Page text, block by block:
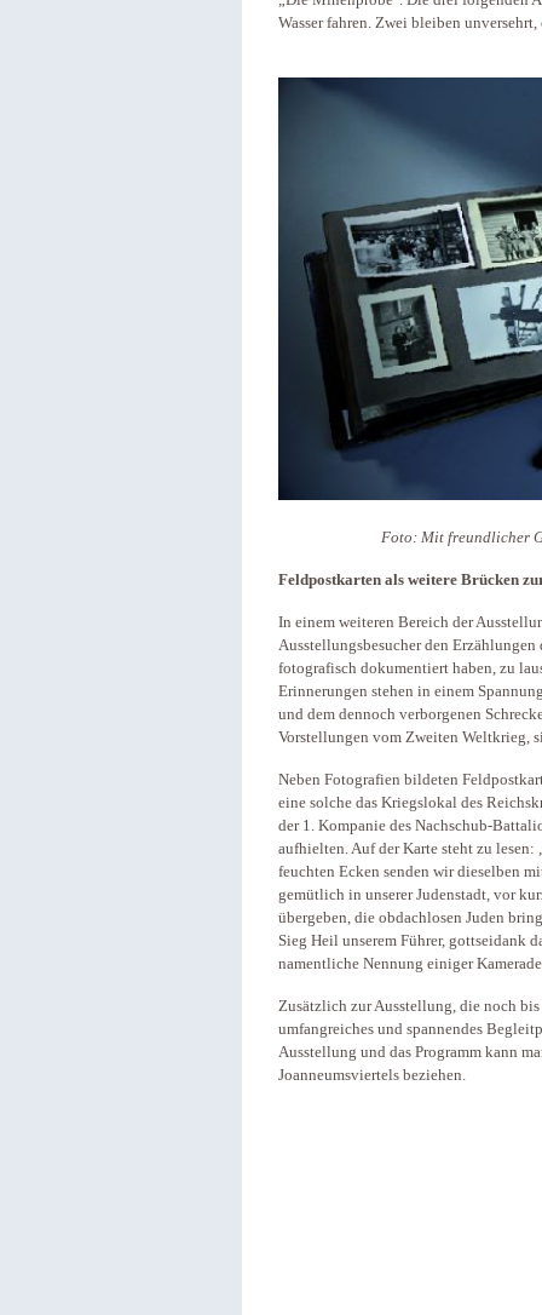
Wasser fahren. Zwei bleiben
Foto: Mit freundlicher
Feldpostkarten als weitere Brücken
In einem weiteren Bereich der
Ausstellungsbesucher den
fotografisch dokumentiert haben, zu
Erinnerungen stehen in einem
und dem dennoch verborgenen
Vorstellungen vom Zweiten Weltkrieg,
Neben Fotografien bildeten
eine solche das Kriegslokal des
der 1. Kompanie des Nachschub-
aufhielten. Auf der Karte steht zu lesen:
feuchten Ecken senden wir dieselben
gemütlich in unserer Judenstadt, vor
übergeben, die obdachlosen Juden
Sieg Heil unserem Führer, gottseidank
namentliche Nennung einiger
Zusätzlich zur Ausstellung, die noch
umfangreiches und spannendes
Ausstellung und das Programm kann
Joanneumsviertels beziehen.